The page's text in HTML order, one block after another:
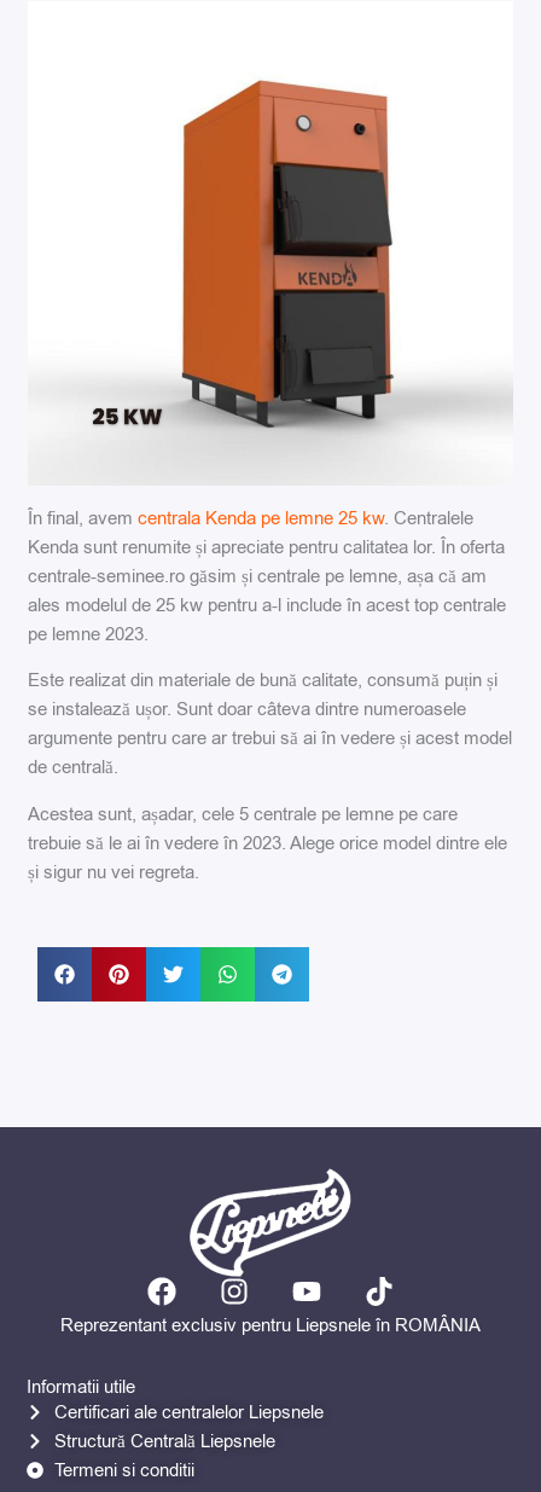
În final, avemcentrala Kenda pe lemne 25 kw. Centralele
Kenda sunt renumite și apreciate pentru calitatea lor. În oferta
centrale-seminee.ro găsim și centrale pe lemne, așa că am
ales modelul de 25 kw pentru a-l include în acest top centrale
pe lemne 2023.
Este realizat din materiale de bună calitate, consumă puțin și
se instalează ușor. Sunt doar câteva dintre numeroasele
argumente pentru care ar trebui să ai în vedere și acest model
de centrală.
Acestea sunt, așadar, cele 5 centrale pe lemne pe care
trebuie să le ai în vedere în 2023. Alege orice model dintre ele
și sigur nu vei regreta.
F
a
b
o
o
I
n
s
a
g
Y
o
u
u
T
i
Reprezentant exclusiv pentru Liepsnele în ROMÂNIA
Informatii utile
Certificari ale centralelor Liepsnele
Structură Centrală Liepsnele
Termeni si conditii